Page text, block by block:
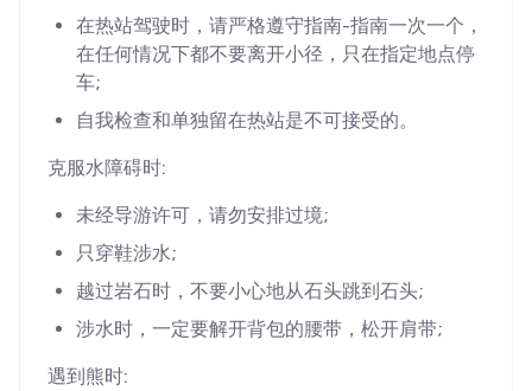
在热站驾驶时，请严格遵守指南-指南一次一个，
在任何情况下都不要离开小径，只在指定地点停
车;
自我检查和单独留在热站是不可接受的。
克服水障碍时:
未经导游许可，请勿安排过境;
只穿鞋涉水;
越过岩石时，不要小心地从石头跳到石头;
涉水时，一定要解开背包的腰带，松开肩带;
遇到熊时: